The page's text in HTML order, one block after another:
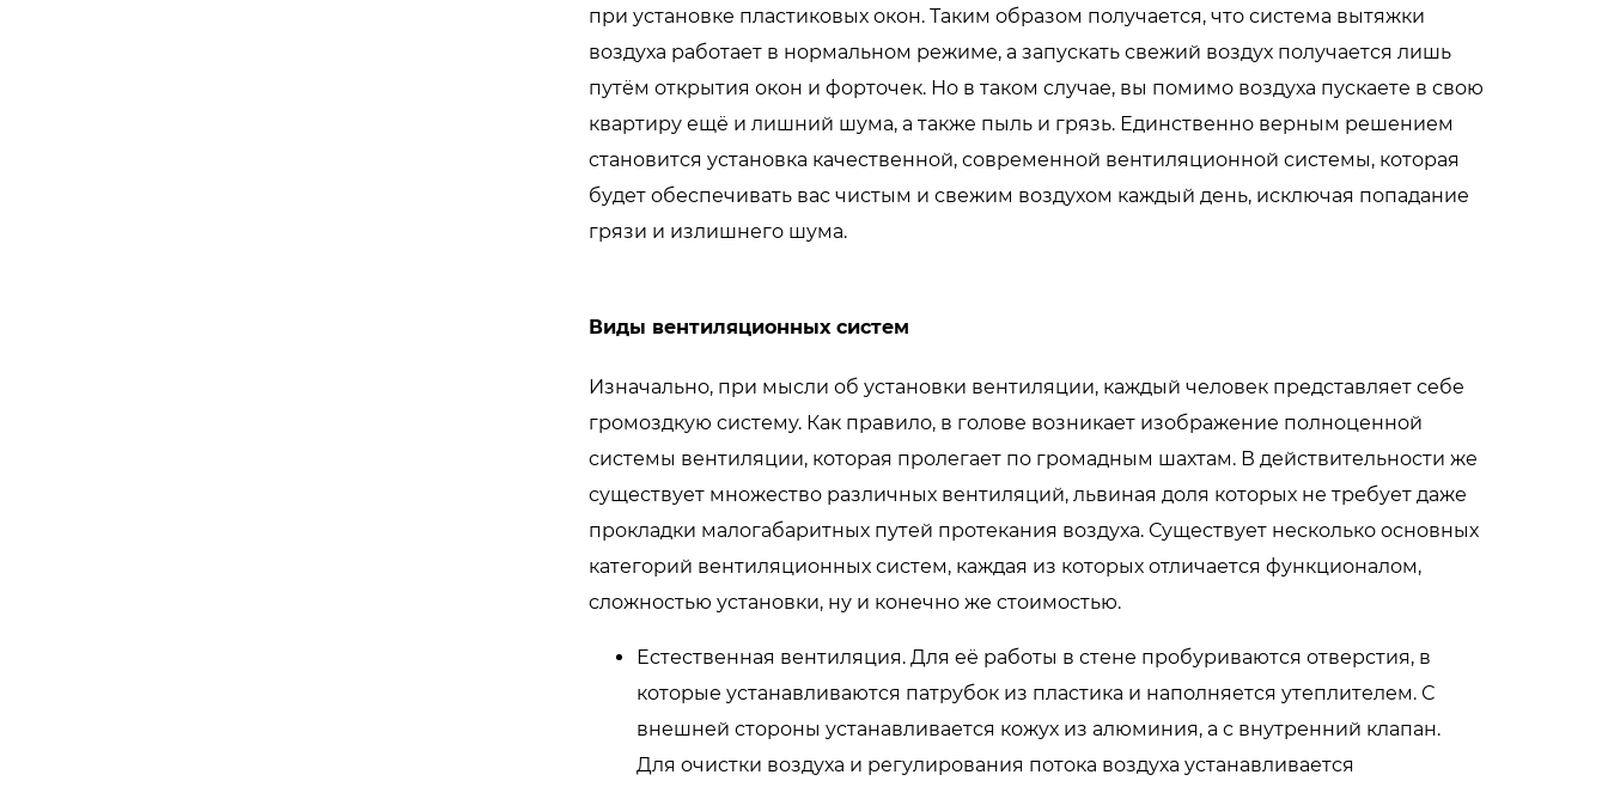
при установке пластиковых окон. Таким образом получается, что система вытяжки
воздуха работает в нормальном режиме, а запускать свежий воздух получается лишь
путём открытия окон и форточек. Но в таком случае, вы помимо воздуха пускаете в свою
квартиру ещё и лишний шума, а также пыль и грязь. Единственно верным решением
становится установка качественной, современной вентиляционной системы, которая
будет обеспечивать вас чистым и свежим воздухом каждый день, исключая попадание
грязи и излишнего шума.
Виды вентиляционных систем
Изначально, при мысли об установки вентиляции, каждый человек представляет себе
громоздкую систему. Как правило, в голове возникает изображение полноценной
системы вентиляции, которая пролегает по громадным шахтам. В действительности же
существует множество различных вентиляций, львиная доля которых не требует даже
прокладки малогабаритных путей протекания воздуха. Существует несколько основных
категорий вентиляционных систем, каждая из которых отличается функционалом,
сложностью установки, ну и конечно же стоимостью.
Естественная вентиляция. Для её работы в стене пробуриваются отверстия, в
которые устанавливаются патрубок из пластика и наполняется утеплителем. С
внешней стороны устанавливается кожух из алюминия, а с внутренний клапан.
Для очистки воздуха и регулирования потока воздуха устанавливается